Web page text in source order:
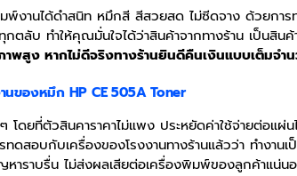
ได้ดำสนิท หมึกสี สีสวยสด ไม่ซีดจาง ด้วยการท
ตลับ ทำให้คุณมั่นใจได้ว่าสินค้าจากทางร้าน เป็นสิน
พสูง หากไม่ดีจริงทางร้านยินดีคืนเงินแบบเต็มจำ
านของหมึก HP CE 505AToner
โดยที่ตัวสินคาราคาไม่แพง ประหยัดค่าใช้จ่ายต่อแ
ดสอบกับเครื่องของโรงงานทางร้านแล้วว่า ทำงาน
หาราบรื่น ไม่ส่งผลเสียต่อเครื่องพิมพ์ของลูกค้าแน่น